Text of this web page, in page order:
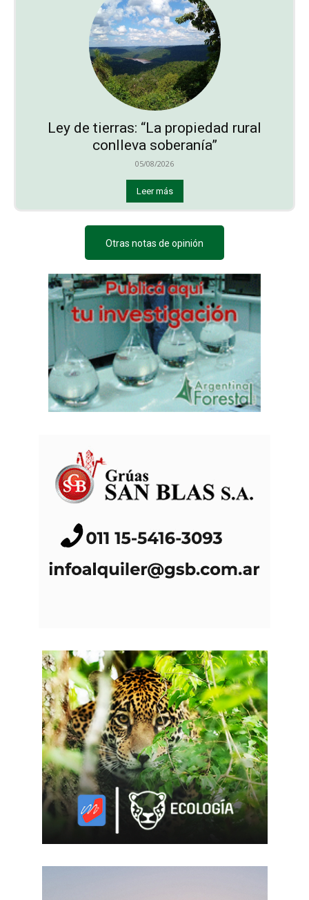
Ley de tierras: “La propiedad rural
conlleva soberanía”
05/08/2026
Leer más
Otras notas de opinión